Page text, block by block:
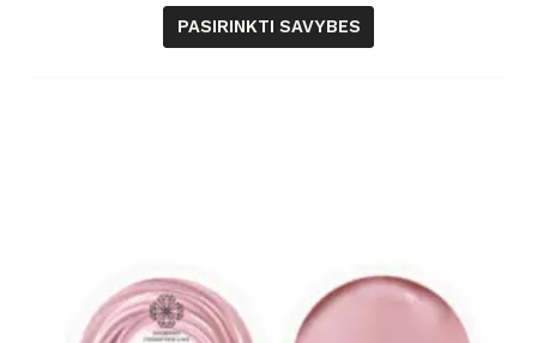
PASIRINKTI SAVYBES